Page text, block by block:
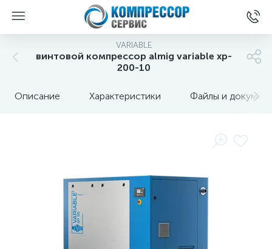
VARIABLE
винтовой компрессор almig variable xp-
200-10
Описание Характеристики Файлы и